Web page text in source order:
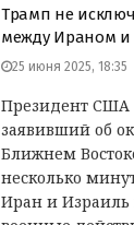
Трамп не
между Ираном и
25 июня 2025, 18:35
Президент США
заявивший об
Ближнем
несколько
Иран и Израиль